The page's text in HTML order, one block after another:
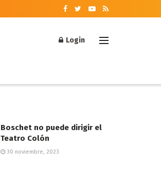
Login
Boschet no puede dirigir el
Teatro Colón
30 noviembre, 2023